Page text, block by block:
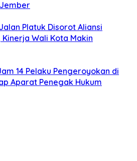
Platuk Disorot Aliansi
Wali Kota Makin
14 Pelaku Pengeroyokan di
Aparat Penegak Hukum